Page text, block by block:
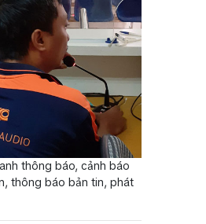
thông báo, cảnh báo
thông báo bản tin, phát